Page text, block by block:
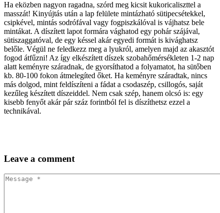
Ha eközben nagyon ragadna, szórd meg kicsit kukoricaliszttel a
masszát! Kinyújtás után a lap felülete mintázható sütipecsétekkel,
csipkével, mintás sodrófával vagy fogpiszkálóval is vájhatsz bele
mintákat. A díszített lapot formára vághatod egy pohár szájával,
sütiszaggatóval, de egy késsel akár egyedi formát is kivághatsz
belőle. Végül ne feledkezz meg a lyukról, amelyen majd az akasztót
fogod átfűzni! Az így elkészített díszek szobahőmérsékleten 1-2 nap
alatt keményre száradnak, de gyorsíthatod a folyamatot, ha sütőben
kb. 80-100 fokon átmelegíted őket. Ha keményre száradtak, nincs
más dolgod, mint feldíszíteni a fádat a csodaszép, csillogós, saját
kezűleg készített díszeiddel. Nem csak szép, hanem olcsó is: egy
kisebb fenyőt akár pár száz forintból fel is díszíthetsz ezzel a
technikával.
Leave a comment